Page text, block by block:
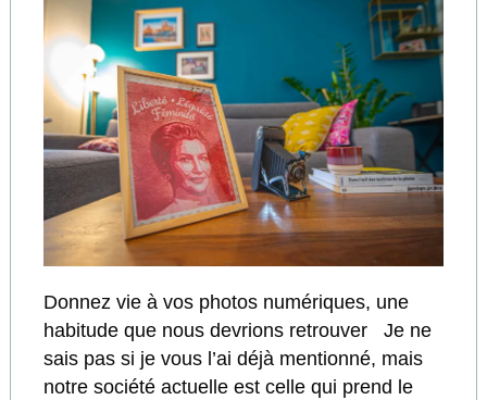
Donnez vie à vos photos numériques, une
habitude que nous devrions retrouver Je ne
sais pas si je vous l’ai déjà mentionné, mais
notre société actuelle est celle qui prend le